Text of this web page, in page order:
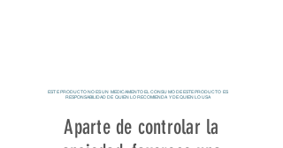
ESTE PRODUCTO NO ES UN MEDICAMENTO EL CONSUMO DE ESTE PRODUCTO ES
RESPONSABILIDAD DE QUIEN LO RECOMIENDA Y DE QUIEN LO USA
Aparte de controlar la